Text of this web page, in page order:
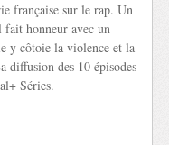
française sur le rap. Un
honneur avec un
y côtoie la violence et la
diffusion des 10 épisodes
Séries.